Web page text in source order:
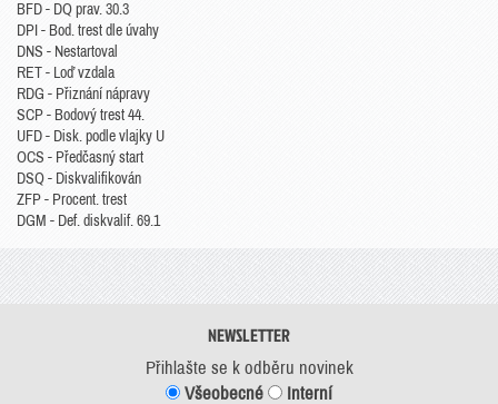
BFD - DQ prav. 30.3
DPI - Bod. trest dle úvahy
DNS - Nestartoval
RET - Loď vzdala
RDG - Přiznání nápravy
SCP - Bodový trest 44.
UFD - Disk. podle vlajky U
OCS - Předčasný start
DSQ - Diskvalifikován
ZFP - Procent. trest
DGM - Def. diskvalif. 69.1
NEWSLETTER
Přihlašte se k odběru novinek
Všeobecné
Interní